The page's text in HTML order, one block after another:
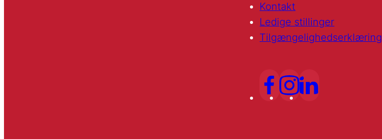
Kontakt
Ledige stillinger
Tilgængelighedserklæring